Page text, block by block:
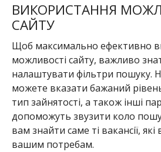
ВИКОРИСТАННЯ
САЙТУ
Щоб максимально ефективно
можливості сайту, важливо
налаштувати фільтри пошуку.
можете вказати бажаний
тип зайнятості, а також інші
допоможуть звузити коло
вам знайти саме ті вакансії,
вашим потребам.